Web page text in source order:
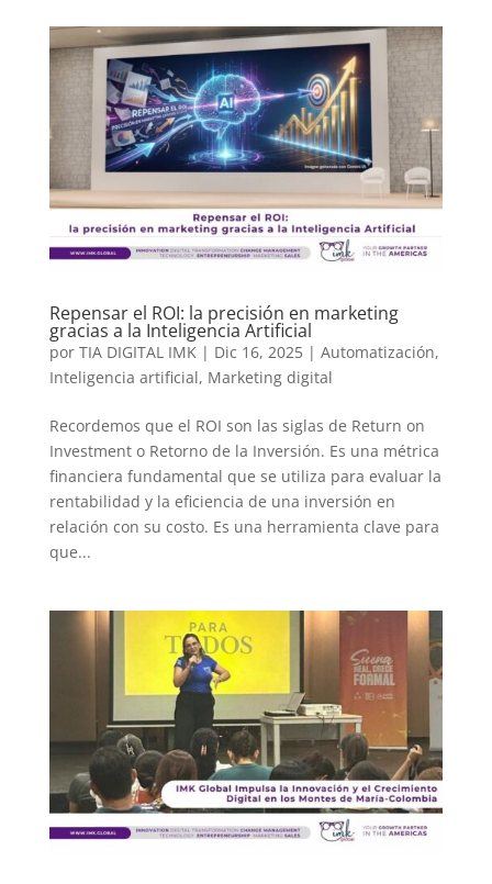
Repensar el ROI: la precisión en marketing
gracias a la Inteligencia Artificial
por TIA DIGITAL IMK| Dic 16, 2025| Automatización,
Inteligencia artificial, Marketing digital
Recordemos que el ROI son las siglas de Return on
Investment o Retorno de la Inversión. Es una métrica
financiera fundamental que se utiliza para evaluar la
rentabilidad y la eficiencia de una inversión en
relación con su costo. Es una herramienta clave para
que...